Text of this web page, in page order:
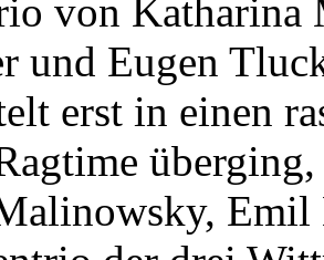
von Katharina
und Eugen
erst in einen
Emil